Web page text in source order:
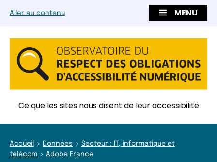
Aller au contenu MENU
Ce que les sites nous disent de leur accessibilité
Accueil Données
Secteur : IT, informatique et
télécom
Adobe France